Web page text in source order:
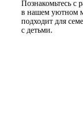
Познакомьтесь
в нашем уютном
подходит для
с детьми.